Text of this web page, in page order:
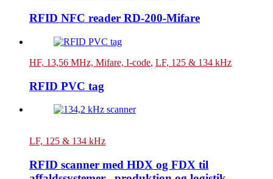
RFID NFC reader RD-200-Mifare
HF, 13,56 MHz, Mifare, I-code, LF, 125 & 134 kHz
RFID PVC tag
LF, 125 & 134 kHz
RFID scanner med HDX og FDX til